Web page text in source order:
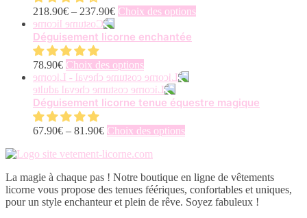
variations.
Les
options
peuvent
être
choisies
sur
la
page
produit
218.90€ – 237.90€ Choix des optionsCe
peuvent
être
du
produit
Déguisement licorne enchantée
78.90€ Choix des optionsCe
produit
a
plusieurs
Les
options
peuvent
être
choisies
sur
la
Déguisement licorne tenue équestre magique
67.90€ – 81.90€ Choix des optionsCe
variations.
Les
options
La magie à chaque pas ! Notre boutique en ligne de vêtements
licorne vous propose des tenues féériques, confortables et uniques,
pour un style enchanteur et plein de rêve. Soyez fabuleux !